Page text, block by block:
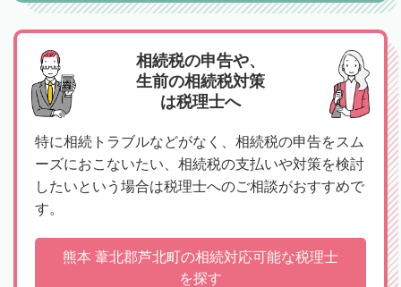
相続税の申告や、
生前の相続税対策
は税理士へ
特に相続トラブルなどがなく、相続税の申告をスム
ーズにおこないたい、相続税の支払いや対策を検討
したいという場合は税理士へのご相談がおすすめで
す。
熊本 葦北郡芦北町の相続対応可能な税理士
を探す